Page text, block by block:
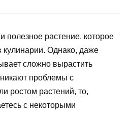
полезное растение, которое
кулинарии. Однако, даже
сложно вырастить
проблемы с
ростом растений, то,
с некоторыми